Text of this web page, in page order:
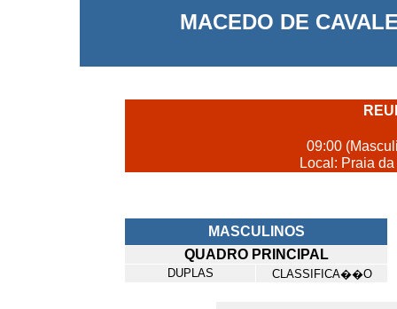
MACEDO DE
09:00
Local: Praia
MASCULINOS
QUADRO PRINCIPAL
DUPLAS CLASSIFICA��O